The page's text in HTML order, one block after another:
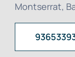
Montserrat,